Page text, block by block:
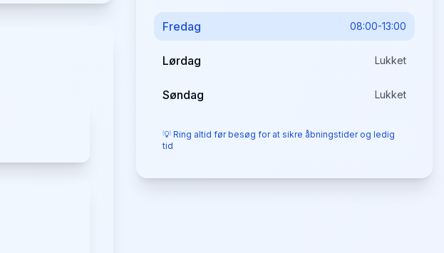
Fredag 08:00-13:00
Lørdag Lukket
Søndag Lukket
💡 Ring altid før besøg for at sikre åbningstider og ledig
tid